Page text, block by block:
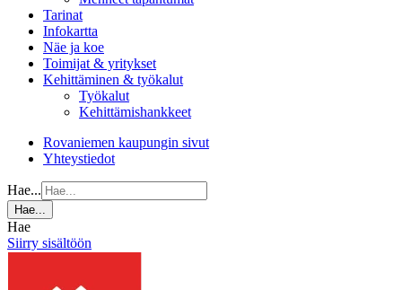
Tarinat
Infokartta
Näe ja koe
Toimijat & yritykset
Kehittäminen & työkalut
Työkalut
Kehittämishankkeet
Rovaniemen kaupungin sivut
Yhteystiedot
Hae...
Hae...
Hae
Siirry sisältöön